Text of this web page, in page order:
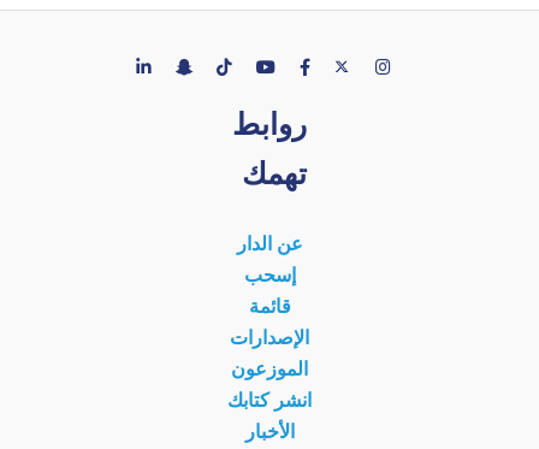
روابط
تهمك
عن الدار
إسحب
قائمة
الإصدارات
الموزعون
انشر كتابك
الأخبار